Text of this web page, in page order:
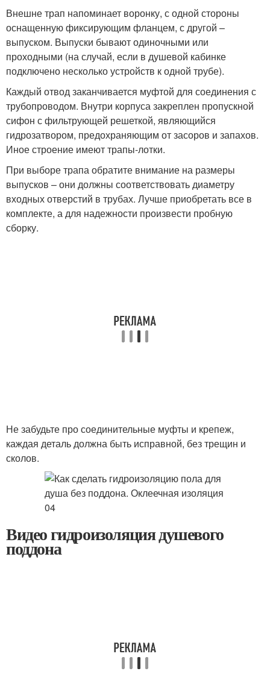
Внешне трап напоминает воронку, с одной стороны
оснащенную фиксирующим фланцем, с другой –
выпуском. Выпуски бывают одиночными или
проходными (на случай, если в душевой кабинке
подключено несколько устройств к одной трубе).
Каждый отвод заканчивается муфтой для соединения с
трубопроводом. Внутри корпуса закреплен пропускной
сифон с фильтрующей решеткой, являющийся
гидрозатвором, предохраняющим от засоров и запахов.
Иное строение имеют трапы-лотки.
При выборе трапа обратите внимание на размеры
выпусков – они должны соответствовать диаметру
входных отверстий в трубах. Лучше приобретать все в
комплекте, а для надежности произвести пробную
сборку.
Не забудьте про соединительные муфты и крепеж,
каждая деталь должна быть исправной, без трещин и
сколов.
Видео гидроизоляция душевого
поддона